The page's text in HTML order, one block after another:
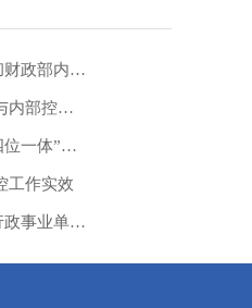
【财政内控】财政部河南监管局：深入学习贯彻财政部内控委会议精神 持续深化内控管理工作
甘肃监管局：打造闭环管理模式 推动纪检监督与内部控制贯通协同
财政部青岛监管局：强内控之基 筑风险之堤 “四位一体”推动内控工作提质增效
工作实效
搭建行政事业单位立体化内控评价体系——《行政事业单位内部控制评价办法》解读